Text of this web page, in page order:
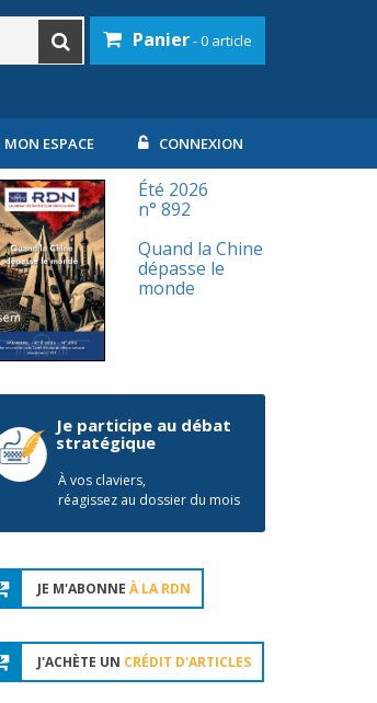
Panier- 0 article
MON ESPACE CONNEXION
Été 2026
n° 892
Quand la Chine
dépasse le
monde
Je participe au débat
stratégique
À vos claviers,
réagissez au dossier du mois
JE M'ABONNE À LA RDN
J'ACHÈTE UN CRÉDIT D'ARTICLES